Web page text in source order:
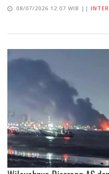
08/07/2026 12:07 WIB ||